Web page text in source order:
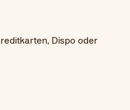
Dispo oder